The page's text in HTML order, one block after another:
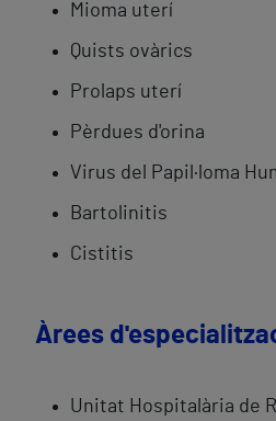
Mioma uterí
Quists ovàrics
Prolaps uterí
Pèrdues d'orina
Virus del Papil·loma
Bartolinitis
Cistitis
Àrees
Unitat Hospitalària de